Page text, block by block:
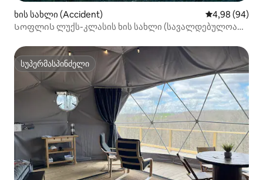
ხის სახლი (Accident) საშუალო
4,98 (94)
Სოფლის ლუქს-კლასის ხის სახლი (სავალდებულოა
სუპერმასპინძელი
სუპერმასპინძელი